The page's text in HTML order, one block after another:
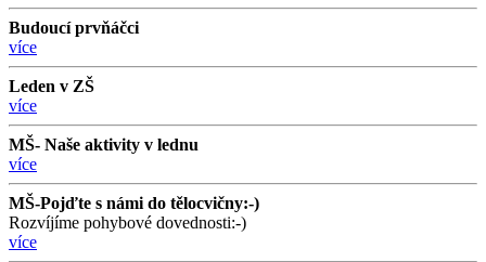
Budoucí prvňáčci
více
Leden v ZŠ
více
MŠ- Naše aktivity v lednu
více
MŠ-Pojďte s námi do tělocvičny:-)
Rozvíjíme pohybové dovednosti:-)
více